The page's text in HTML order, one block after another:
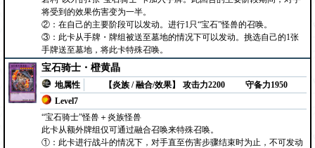
将受到的效果伤害变为一半。
②：在自己的主要阶段可以发动。进行1只“宝石”怪兽的召唤。
③：此卡从手牌・牌组被送至墓地的情况下可以发动。挑选自己的1张
手牌送至墓地，将此卡特殊召唤。
宝石骑士・橙黄晶
地属性
【炎族 / 融合/效果】
Level7
攻击力2200 守备力1950
“宝石骑士”怪兽＋炎族怪兽
此卡从额外牌组仅可通过融合召唤来特殊召唤。
①：此卡进行战斗的情况下，对手直至伤害步骤结束时为止，不可发动